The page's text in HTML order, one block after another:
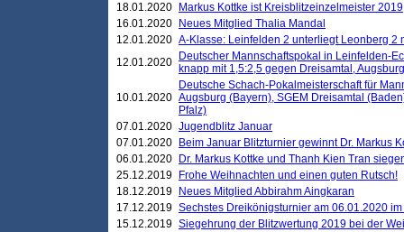
18.01.2020
Markus Kottke ist Kreisblitzeinzelmeister 2019
16.01.2020
Neues Mitglied Thalia Mandal
12.01.2020 A-Klasse: Leinfelden 2 unterliegt Leonberg 2
12.01.2020
Deutscher Mannschaftspokal in Leinfelden-
knapp mit 1,5:2,5 gegen Dreisamtal,
10.01.2020
Deutsche Schach-Pokalmeisterschaft für
Augsburg (Bayern), SGEM Dreisamtal
Pfalz)
07.01.2020 Jugendblitz Januar
07.01.2020
Beim Januar Blitzturnier gewinnt Dr. Markus
06.01.2020
Dr. Markus Kottke und Thanh Kien Tran
25.12.2019
Frohe Weihnachten und einen guten Rutsch!
18.12.2019
Neues Mitglied Abbirahm Aingkaran
17.12.2019 Sechstes Dreikönigsturnier am 06.01.2020
15.12.2019 Siegehrung der Blitzwertung 2019 bei der